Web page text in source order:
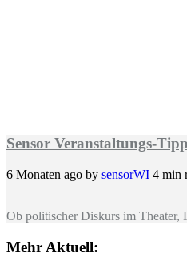
Sensor Veranstaltungs-
6 Monaten ago by sensorWI 4 min
Ob politischer Diskurs im
Mehr Aktuell: